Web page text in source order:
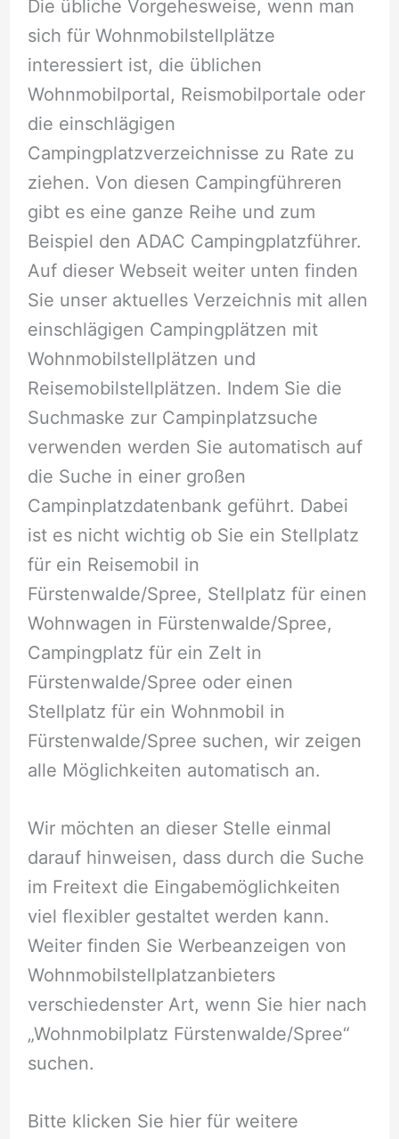
Die übliche Vorgehesweise, wenn man
sich für Wohnmobilstellplätze
interessiert ist, die üblichen
Wohnmobilportal, Reismobilportale oder
die einschlägigen
Campingplatzverzeichnisse zu Rate zu
ziehen. Von diesen Campingführeren
gibt es eine ganze Reihe und zum
Beispiel den ADAC Campingplatzführer.
Auf dieser Webseit weiter unten finden
Sie unser aktuelles Verzeichnis mit allen
einschlägigen Campingplätzen mit
Wohnmobilstellplätzen und
Reisemobilstellplätzen. Indem Sie die
Suchmaske zur Campinplatzsuche
verwenden werden Sie automatisch auf
die Suche in einer großen
Campinplatzdatenbank geführt. Dabei
ist es nicht wichtig ob Sie ein Stellplatz
für ein Reisemobil in
Fürstenwalde/Spree, Stellplatz für einen
Wohnwagen in Fürstenwalde/Spree,
Campingplatz für ein Zelt in
Fürstenwalde/Spree oder einen
Stellplatz für ein Wohnmobil in
Fürstenwalde/Spree suchen, wir zeigen
alle Möglichkeiten automatisch an.
Wir möchten an dieser Stelle einmal
darauf hinweisen, dass durch die Suche
im Freitext die Eingabemöglichkeiten
viel flexibler gestaltet werden kann.
Weiter finden Sie Werbeanzeigen von
Wohnmobilstellplatzanbieters
verschiedenster Art, wenn Sie hier nach
„Wohnmobilplatz Fürstenwalde/Spree“
suchen.
Bitte klicken Sie hier für weitere